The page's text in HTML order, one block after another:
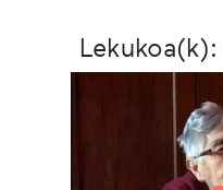
Lekukoa(k):